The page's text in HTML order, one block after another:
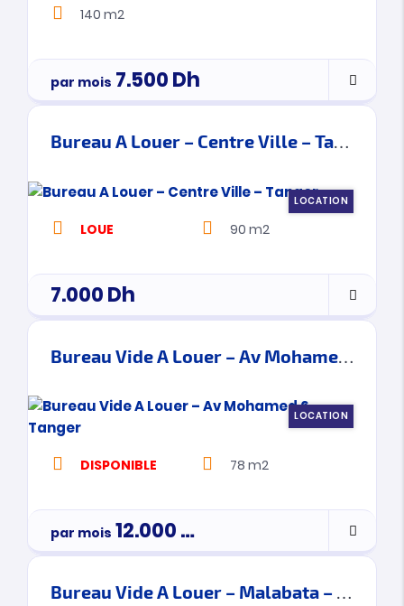
140 m2
par mois 7.500Dh
Bureau A Louer – Centre Ville – Tanger
LOCATION
LOUE 90 m2
7.000Dh
Bureau Vide A Louer – Av Mohamed 6 – Tanger
LOCATION
DISPONIBLE 78 m2
par mois 12.000Dh
Bureau Vide A Louer – Malabata – Tanger